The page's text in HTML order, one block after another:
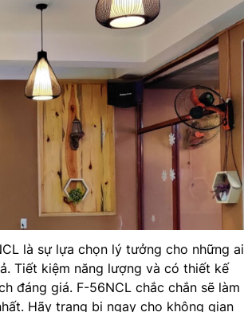
là sự lựa chọn lý tưởng cho những ai
Tiết kiệm năng lượng và có thiết kế
đáng giá. F-56NCL chắc chắn sẽ làm
Hãy trang bị ngay cho không gian